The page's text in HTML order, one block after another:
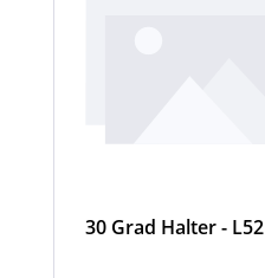
30 Grad Halter - L52